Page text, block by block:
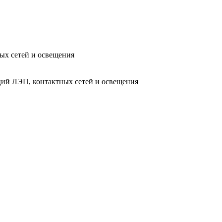
сетей и освещения
ЛЭП, контактных сетей и освещения